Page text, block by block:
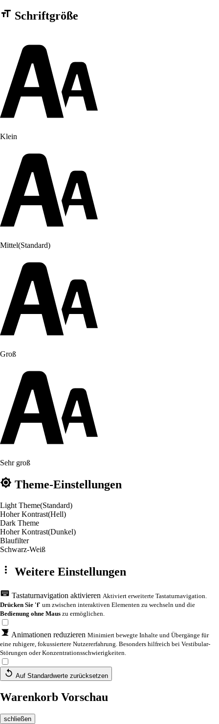
Barrierefreiheit Einstellungen Formular
Schriftgröße
Klein
Mittel(Standard)
Groß
Sehr groß
Theme-Einstellungen
Light Theme(Standard)
Hoher Kontrast(Hell)
Dark Theme
Hoher Kontrast(Dunkel)
Blaufilter
Schwarz-Weiß
Weitere Einstellungen
Tastaturnavigation aktivieren Aktiviert erweiterte Tastaturnavigation.
Drücken Sie 'f' um zwischen interaktiven Elementen zu wechseln und die
Bedienung ohne Maus zu ermöglichen.
Animationen reduzieren Minimiert bewegte Inhalte und Übergänge für
eine ruhigere, fokussiertere Nutzererfahrung. Besonders hilfreich bei Vestibular-
Störungen oder Konzentrationsschwierigkeiten.
Auf Standardwerte zurücksetzen
Warenkorb Vorschau
schließen